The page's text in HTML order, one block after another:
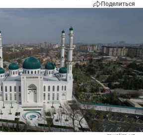
Поделиться